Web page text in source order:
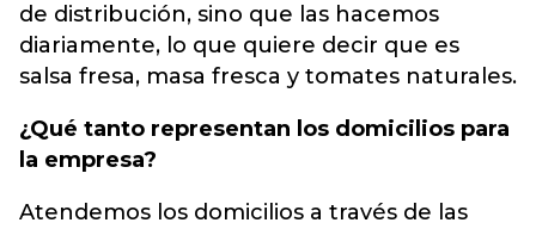
de distribución, sino que las hacemos
diariamente, lo que quiere decir que es
salsa fresa, masa fresca y tomates naturales.
¿Qué tanto representan los domicilios para
la empresa?
Atendemos los domicilios a través de las